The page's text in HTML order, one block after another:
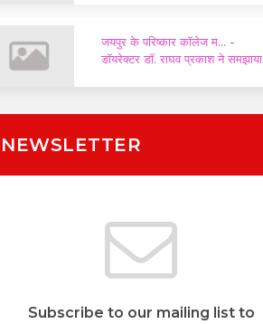
जयपुर के परिष्कार कॉलेज म... -
डॉयरेक्टर डॉ. राघव प्रकाश ने समझाया
NEWSLETTER
Subscribe to our mailing list to